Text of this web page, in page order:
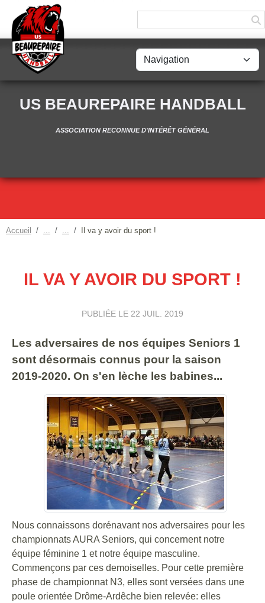
US BEAUREPAIRE HANDBALL
ASSOCIATION RECONNUE D'INTÉRÊT GÉNÉRAL
Accueil Il va y avoir du sport !
IL VA Y AVOIR DU SPORT !
PUBLIÉE LE 22 JUIL. 2019
Les adversaires de nos équipes Seniors 1
sont désormais connus pour la saison
2019-2020. On s'en lèche les babines...
Nous connaissons dorénavant nos adversaires pour les
championnats AURA Seniors, qui concernent notre
équipe féminine 1 et notre équipe masculine.
Commençons par ces demoiselles. Pour cette première
phase de championnat N3, elles sont versées dans une
poule orientée Drôme-Ardêche bien relevée: elles
Panneau de gestion des cookies